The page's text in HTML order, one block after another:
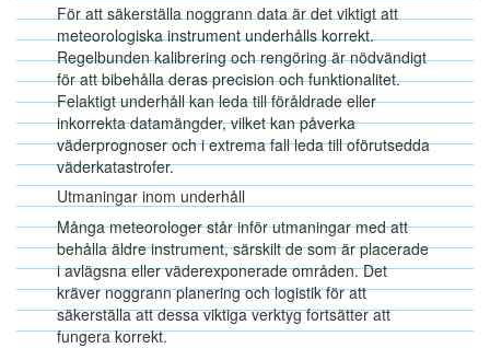
För att säkerställa noggrann data är det viktigt att
meteorologiska instrument underhålls korrekt.
Regelbunden kalibrering och rengöring är nödvändigt
för att bibehålla deras precision och funktionalitet.
Felaktigt underhåll kan leda till föråldrade eller
inkorrekta datamängder, vilket kan påverka
väderprognoser och i extrema fall leda till oförutsedda
väderkatastrofer.
Utmaningar inom underhåll
Många meteorologer står inför utmaningar med att
behålla äldre instrument, särskilt de som är placerade
i avlägsna eller väderexponerade områden. Det
kräver noggrann planering och logistik för att
säkerställa att dessa viktiga verktyg fortsätter att
fungera korrekt.